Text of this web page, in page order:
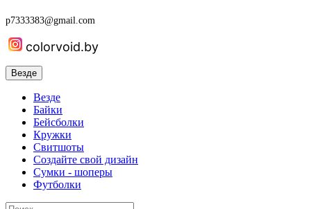
p7333383@gmail.com
colorvoid.by
Везде
Везде
Байки
Бейсболки
Кружки
Свитшоты
Создайте свой дизайн
Сумки - шоперы
Футболки